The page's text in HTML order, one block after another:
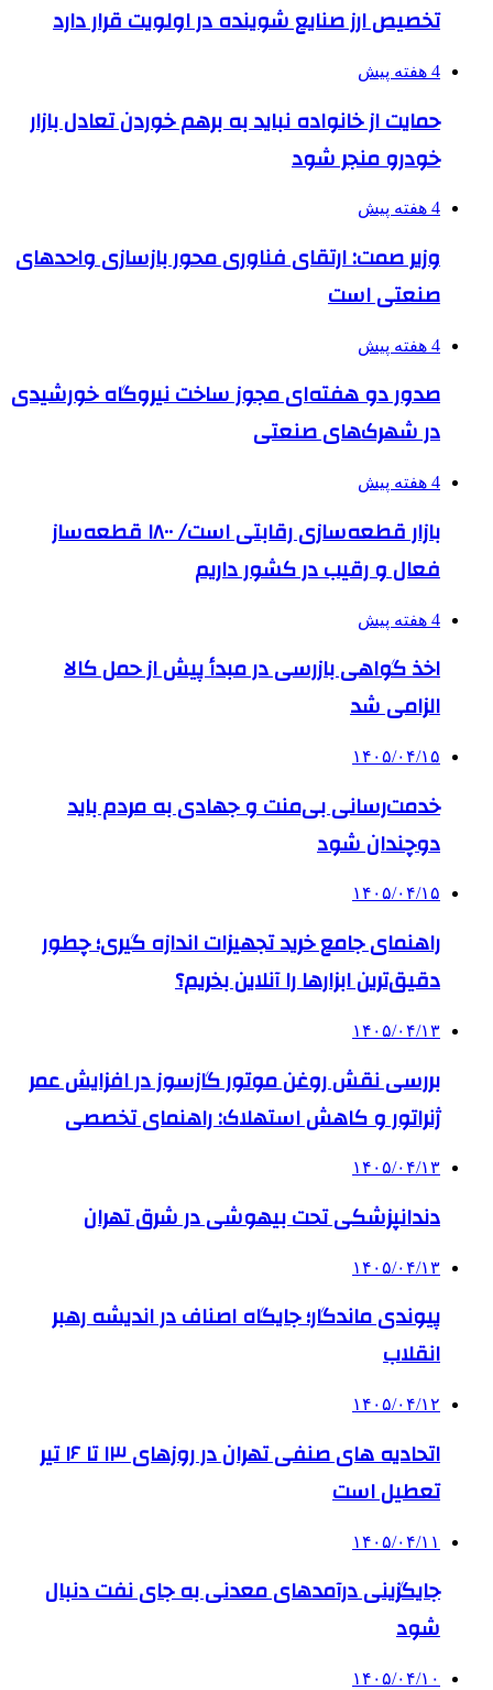
تخصیص ارز صنایع شوینده در اولویت قرار دارد
4 هفته پیش
حمایت از خانواده نباید به برهم خوردن تعادل بازار
خودرو منجر شود
4 هفته پیش
وزیر صمت: ارتقای فناوری محور بازسازی واحدهای
صنعتی است
4 هفته پیش
صدور دو هفته‌ای مجوز ساخت نیروگاه خورشیدی
در شهرک‌های صنعتی
4 هفته پیش
بازار قطعه‌سازی رقابتی است/ ۱۸۰۰ قطعه‌ساز
فعال و رقیب در کشور داریم
4 هفته پیش
اخذ گواهی بازرسی در مبدأ پیش از حمل کالا
الزامی شد
۱۴۰۵/۰۴/۱۵
خدمت‌رسانی بی‌منت و جهادی به مردم باید
دوچندان شود
۱۴۰۵/۰۴/۱۵
راهنمای جامع خرید تجهیزات اندازه گیری؛ چطور
دقیق‌ترین ابزارها را آنلاین بخریم؟
۱۴۰۵/۰۴/۱۳
بررسی نقش روغن موتور گازسوز در افزایش عمر
ژنراتور و کاهش استهلاک: راهنمای تخصصی
۱۴۰۵/۰۴/۱۳
دندانپزشکی تحت بیهوشی در شرق تهران
۱۴۰۵/۰۴/۱۳
پیوندی ماندگار؛ جایگاه اصناف در اندیشه رهبر
انقلاب
۱۴۰۵/۰۴/۱۲
اتحادیه های صنفی تهران در روزهای ۱۳ تا ۱۶ تیر
تعطیل است
۱۴۰۵/۰۴/۱۱
جایگزینی درآمدهای معدنی به جای نفت دنبال
شود
۱۴۰۵/۰۴/۱۰